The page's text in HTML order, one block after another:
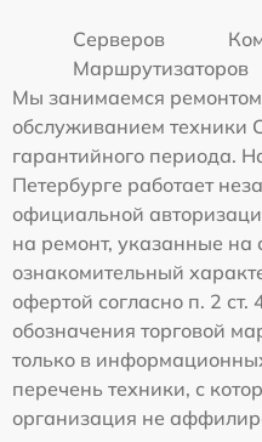
Серверов
Маршрутизаторов
Мы занимаемся
обслуживанием техники
гарантийного периода.
Петербурге работает
официальной
на ремонт, указанные на
ознакомительный
офертой согласно п. 2
обозначения торговой
только в
перечень техники, с
организация не